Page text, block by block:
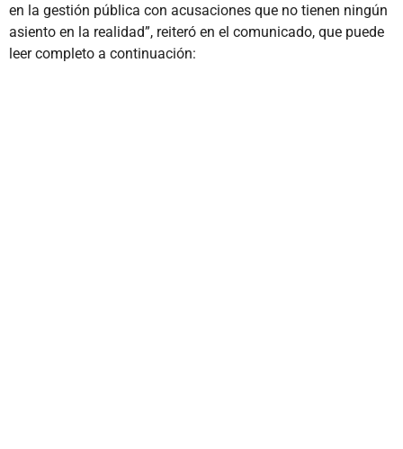
en la gestión pública con acusaciones que no tienen ningún
asiento en la realidad”, reiteró en el comunicado, que puede
leer completo a continuación: